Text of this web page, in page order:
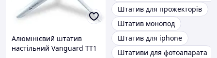
Алюмінієвий штатив
настільний Vanguard TT1
Штатив для прожекторів
Штатив монопод
Штатив для iphone
Штативи для фотоапарата